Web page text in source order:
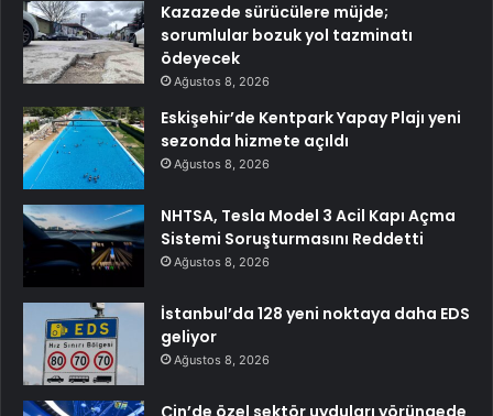
Kazazede sürücülere müjde;
sorumlular bozuk yol tazminatı
ödeyecek
Ağustos 8, 2026
Eskişehir’de Kentpark Yapay Plajı yeni
sezonda hizmete açıldı
Ağustos 8, 2026
NHTSA, Tesla Model 3 Acil Kapı Açma
Sistemi Soruşturmasını Reddetti
Ağustos 8, 2026
İstanbul’da 128 yeni noktaya daha EDS
geliyor
Ağustos 8, 2026